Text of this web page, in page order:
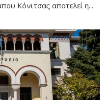
Κόνιτσας αποτελεί η...